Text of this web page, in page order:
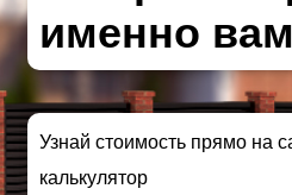
именно вам
Узнай стоимость прямо на
калькулятор